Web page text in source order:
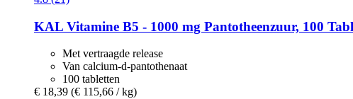
KAL Vitamine B5 -​ 1000 mg Pantotheenzuur, 100
Met vertraagde release
Van calcium-d-pantothenaat
100 tabletten
€ 18,39 (€ 115,66 / kg)